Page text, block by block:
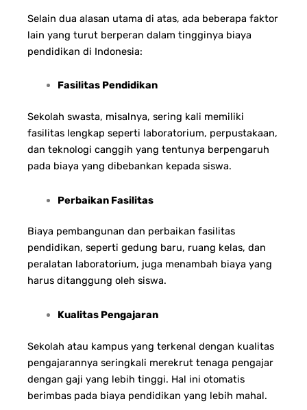
Selain dua alasan utama di atas, ada beberapa faktor
lain yang turut berperan dalam tingginya biaya
pendidikan di Indonesia:
Fasilitas Pendidikan
Sekolah swasta, misalnya, sering kali memiliki
fasilitas lengkap seperti laboratorium, perpustakaan,
dan teknologi canggih yang tentunya berpengaruh
pada biaya yang dibebankan kepada siswa.
Perbaikan Fasilitas
Biaya pembangunan dan perbaikan fasilitas
pendidikan, seperti gedung baru, ruang kelas, dan
peralatan laboratorium, juga menambah biaya yang
harus ditanggung oleh siswa.
Kualitas Pengajaran
Sekolah atau kampus yang terkenal dengan kualitas
pengajarannya seringkali merekrut tenaga pengajar
dengan gaji yang lebih tinggi. Hal ini otomatis
berimbas pada biaya pendidikan yang lebih mahal.